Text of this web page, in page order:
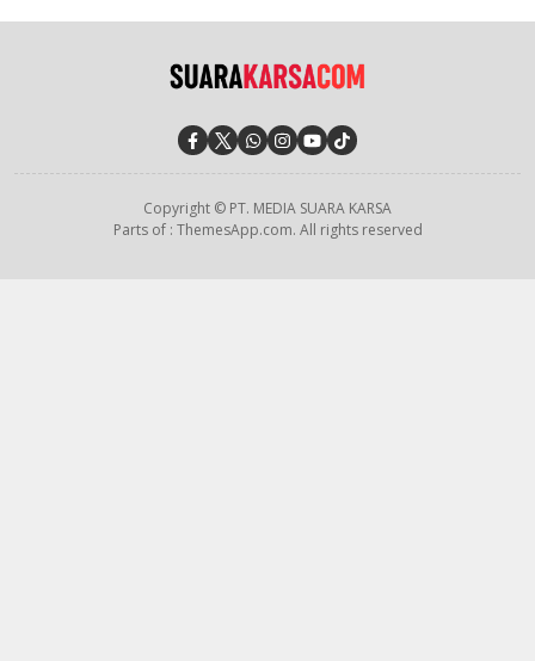
Copyright © PT. MEDIA SUARA KARSA
Parts of : ThemesApp.com. All rights reserved